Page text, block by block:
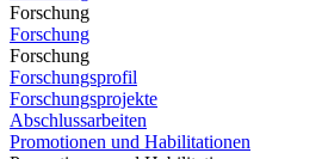
Forschung
Forschung
Forschung
Forschungsprofil
Forschungsprojekte
Abschlussarbeiten
Promotionen und Habilitationen